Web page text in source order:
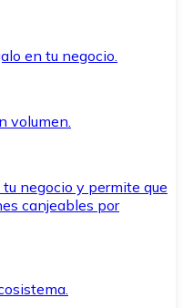
en tu negocio.
volumen.
negocio y permite que
canjeables por